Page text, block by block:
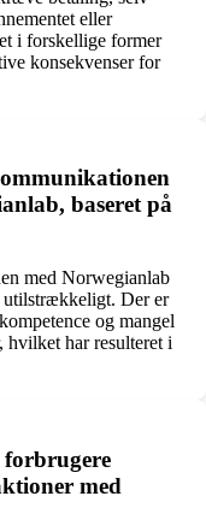
eller
i forskellige former
konsekvenser for
baseret på
med Norwegianlab
utilstrækkeligt. Der er
og mangel
hvilket har resulteret i
forbrugere
med